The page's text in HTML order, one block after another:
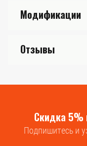
Модификации
Отзывы
Скидка 5%
Подпишитесь и